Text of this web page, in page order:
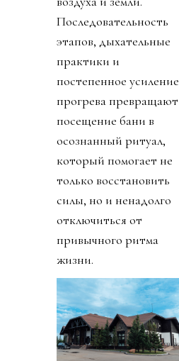
Последовательность
этапов, дыхательные
практики и
постепенное усиление
прогрева превращают
посещение бани в
осознанный ритуал,
который помогает не
только восстановить
силы, но и ненадолго
отключиться от
привычного ритма
жизни.